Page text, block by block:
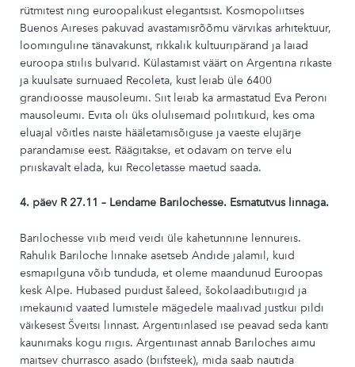
rütmitest ning euroopalikust elegantsist. Kosmopoliitses
Buenos Aireses pakuvad avastamisrõõmu värvikas arhitektuur,
loominguline tänavakunst, rikkalik kultuuripärand ja laiad
euroopa stiilis bulvarid. Külastamist väärt on Argentina rikaste
ja kuulsate surnuaed Recoleta, kust leiab üle 6400
grandioosse mausoleumi. Siit leiab ka armastatud Eva Peroni
mausoleumi. Evita oli üks olulisemaid poliitikuid, kes oma
eluajal võitles naiste hääletamisõiguse ja vaeste elujärje
parandamise eest. Räägitakse, et odavam on terve elu
priiskavalt elada, kui Recoletasse maetud saada.
4. päev R 27.11 – Lendame Barilochesse. Esmatutvus linnaga.
Barilochesse viib meid veidi üle kahetunnine lennureis.
Rahulik Bariloche linnake asetseb Andide jalamil, kuid
esmapilguna võib tunduda, et oleme maandunud Euroopas
kesk Alpe. Hubased puidust šaleed, šokolaadibutiigid ja
imekaunid vaated lumistele mägedele maalivad justkui pildi
väikesest Šveitsi linnast. Argentiinlased ise peavad seda kanti
kaunimaks kogu riigis. Argentiinast annab Bariloches aimu
maitsev churrasco asado (biifsteek), mida saab nautida